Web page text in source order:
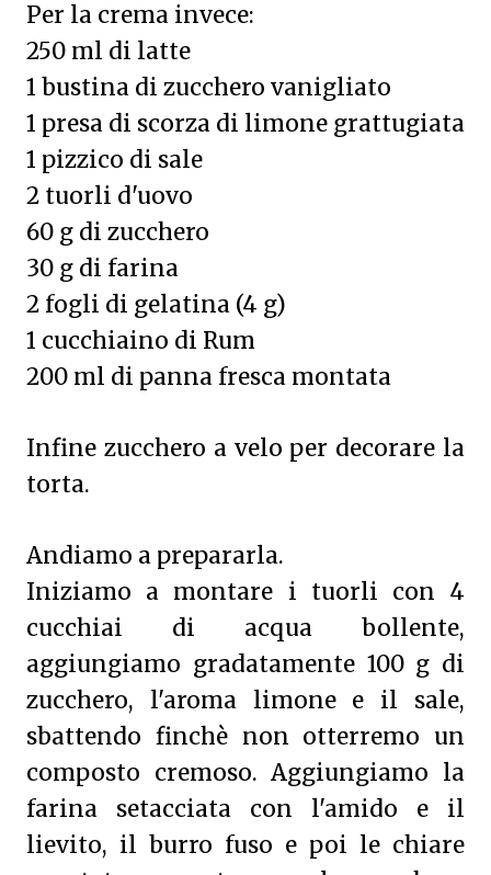
Per la crema invece:
250 ml di latte
1 bustina di zucchero vanigliato
1 presa di scorza di limone grattugiata
1 pizzico di sale
2 tuorli d'uovo
60 g di zucchero
30 g di farina
2 fogli di gelatina (4 g)
1 cucchiaino di Rum
200 ml di panna fresca montata
Infine zucchero a velo per decorare la
torta.
Andiamo a prepararla.
Iniziamo a montare i tuorli con 4
cucchiai di acqua bollente,
aggiungiamo gradatamente 100 g di
zucchero, l'aroma limone e il sale,
sbattendo finchè non otterremo un
composto cremoso. Aggiungiamo la
farina setacciata con l'amido e il
lievito, il burro fuso e poi le chiare